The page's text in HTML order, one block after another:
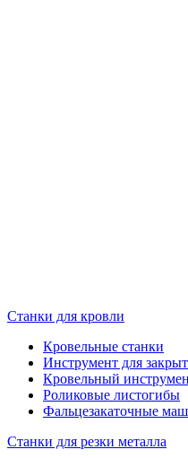
Станки для кровли
Кровельные станки
Инструмент для
Кровельный
Роликовые листогибы
Фальцезакаточные
Станки для резки металла